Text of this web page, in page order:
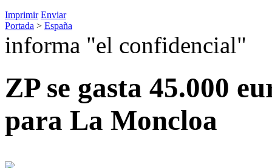
Imprimir Enviar
Portada > España
informa "el confidencial"
ZP se gasta 45.000
para La Moncloa